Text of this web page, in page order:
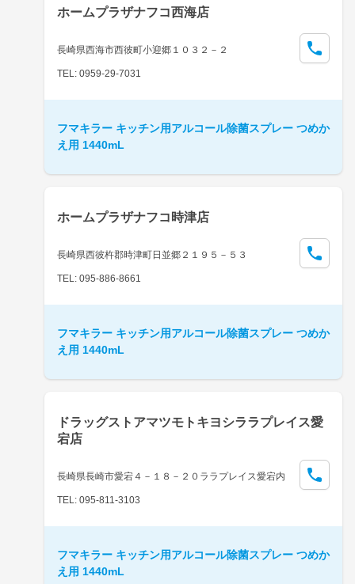
ホームプラザナフコ西海店
長崎県西海市西彼町小迎郷１０３２－２
TEL: 0959-29-7031
フマキラー キッチン用アルコール除菌スプレー つめか
え用 1440mL
ホームプラザナフコ時津店
長崎県西彼杵郡時津町日並郷２１９５－５３
TEL: 095-886-8661
フマキラー キッチン用アルコール除菌スプレー つめか
え用 1440mL
ドラッグストアマツモトキヨシララプレイス愛
宕店
長崎県長崎市愛宕４－１８－２０ララプレイス愛宕内
TEL: 095-811-3103
フマキラー キッチン用アルコール除菌スプレー つめか
え用 1440mL